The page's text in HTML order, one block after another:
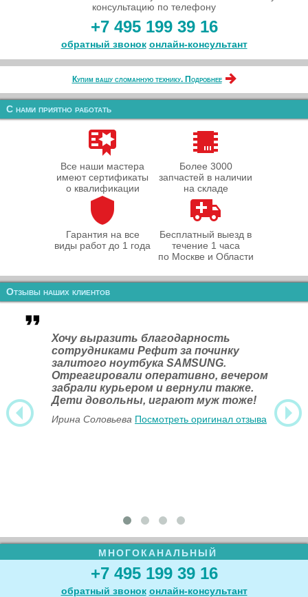
консультацию по телефону
+7 495 199 39 16
обратный звонок онлайн‑консультант
Купим вашу сломанную технику. Подробнее
С нами приятно работать
Все наши мастера
имеют сертификаты
о квалификации
Более 3000
запчастей в наличии
на складе
Гарантия на все
виды работ до 1 года
Бесплатный выезд в
течение 1 часа
по Москве и Области
Отзывы наших клиентов
Хочу выразить благодарность
сотрудниками Рефит за починку
залитого ноутбука SAMSUNG.
Отреагировали оперативно, вечером
забрали курьером и вернули также.
Дети довольны, играют муж тоже!
Ирина Соловьева Посмотреть оригинал отзыва
МНОГОКАНАЛЬНЫЙ
+7 495 199 39 16
обратный звонок онлайн‑консультант